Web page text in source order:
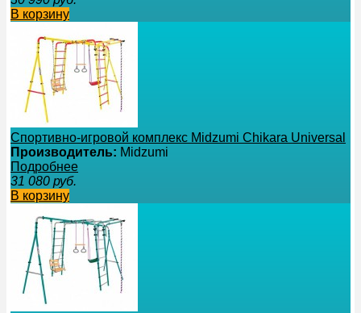
В корзину
Спортивно-игровой комплекс Midzumi Chikara Universal
Производитель: Midzumi
Подробнее
31 080 руб.
В корзину